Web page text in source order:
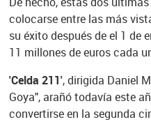
colocarse entre las más
su éxito después de el 1 de
11 millones de euros cada
'Celda 211', dirigida Daniel
Goya", arañó todavía este
convertirse en la segunda